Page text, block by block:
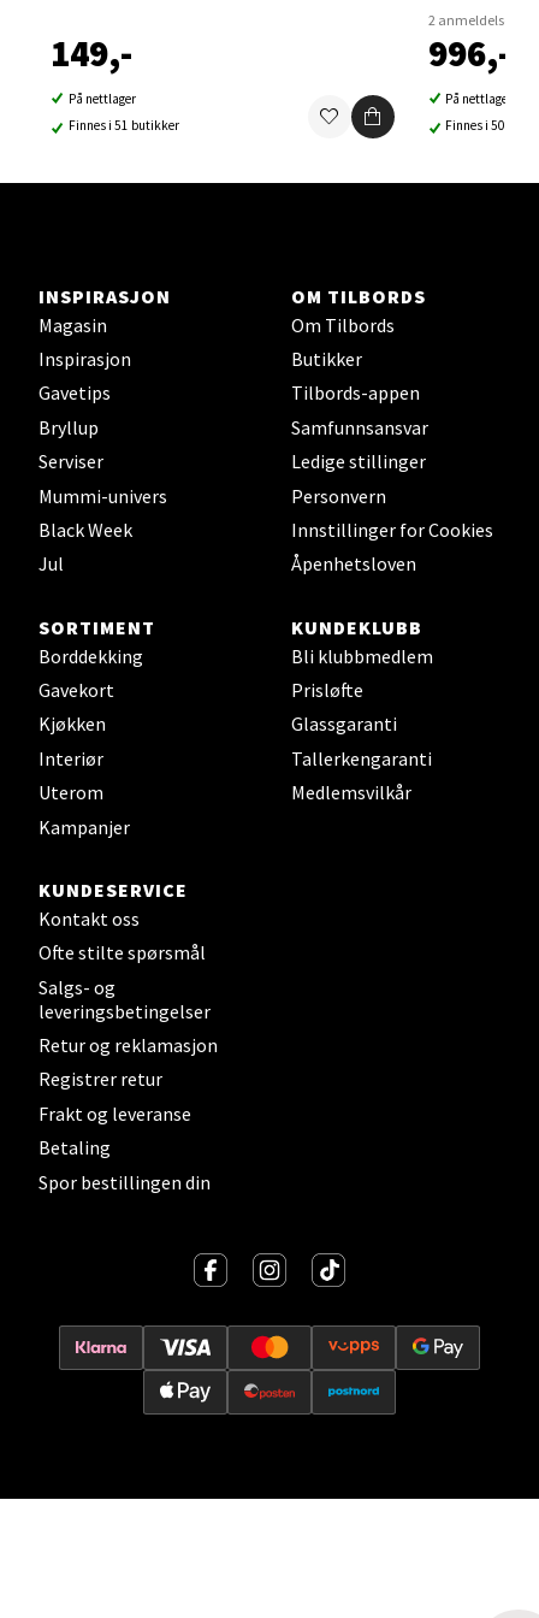
149,-
På nettlager
Finnes i 51 butikker
2 anmeldelser
996,-
På nettlager
Finnes i 50
INSPIRASJON
Magasin
Inspirasjon
Gavetips
Bryllup
Serviser
Mummi-univers
Black Week
Jul
OM TILBORDS
Om Tilbords
Butikker
Tilbords-appen
Samfunnsansvar
Ledige stillinger
Personvern
Innstillinger for Cookies
Åpenhetsloven
SORTIMENT
Borddekking
Gavekort
Kjøkken
Interiør
Uterom
Kampanjer
KUNDEKLUBB
Bli klubbmedlem
Prisløfte
Glassgaranti
Tallerkengaranti
Medlemsvilkår
KUNDESERVICE
Kontakt oss
Ofte stilte spørsmål
Salgs- og
leveringsbetingelser
Retur og reklamasjon
Registrer retur
Frakt og leveranse
Betaling
Spor bestillingen din
Velg
Sortland - Sortland Storsenter
Steinkjer - Thon Senter Steinkjer
Sjøfartsgata 2, 7714 Steinkjer
Åpent i dag 10-20
Leirvik - Stord
Åpent i dag 10-17
Oslo - Thon Senter Storo
Vitaminveien 7 - 9, 0485 Oslo
Åpent i dag 10-21
0 i butikk
Lillehammer - Strandtorget